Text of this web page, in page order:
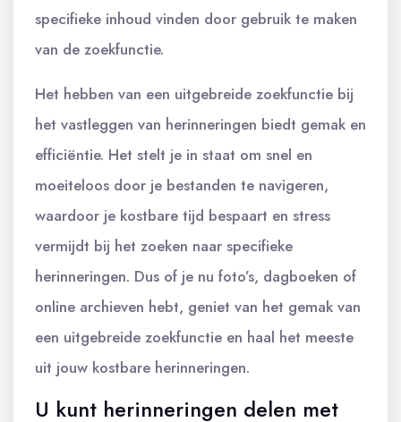
specifieke inhoud vinden door gebruik te maken
van de zoekfunctie.
Het hebben van een uitgebreide zoekfunctie bij
het vastleggen van herinneringen biedt gemak en
efficiëntie. Het stelt je in staat om snel en
moeiteloos door je bestanden te navigeren,
waardoor je kostbare tijd bespaart en stress
vermijdt bij het zoeken naar specifieke
herinneringen. Dus of je nu foto’s, dagboeken of
online archieven hebt, geniet van het gemak van
een uitgebreide zoekfunctie en haal het meeste
uit jouw kostbare herinneringen.
U kunt herinneringen delen met